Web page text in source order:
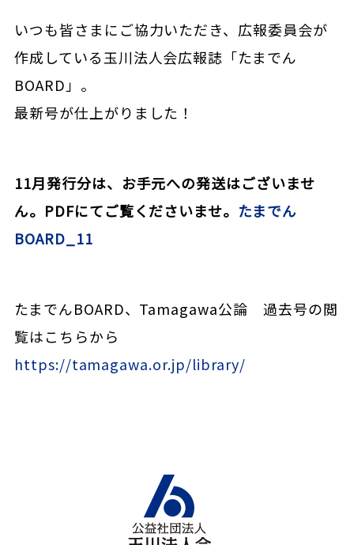
いつも皆さまにご協力いただき、広報委員会が
作成している玉川法人会広報誌「たまでん
BOARD」。
最新号が仕上がりました！
11月発行分は、お手元への発送はございませ
ん。PDFにてご覧くださいませ。 たまでん
BOARD_11
たまでんBOARD、Tamagawa公論 過去号の閲
覧はこちらから
https://tamagawa.or.jp/library/